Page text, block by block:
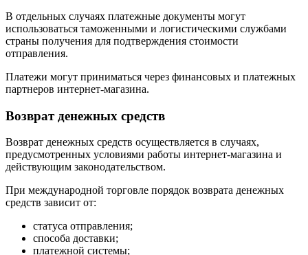
В отдельных случаях платежные документы могут
использоваться таможенными и логистическими службами
страны получения для подтверждения стоимости
отправления.
Платежи могут приниматься через финансовых и платежных
партнеров интернет-магазина.
Возврат денежных средств
Возврат денежных средств осуществляется в случаях,
предусмотренных условиями работы интернет-магазина и
действующим законодательством.
При международной торговле порядок возврата денежных
средств зависит от:
статуса отправления;
способа доставки;
платежной системы;